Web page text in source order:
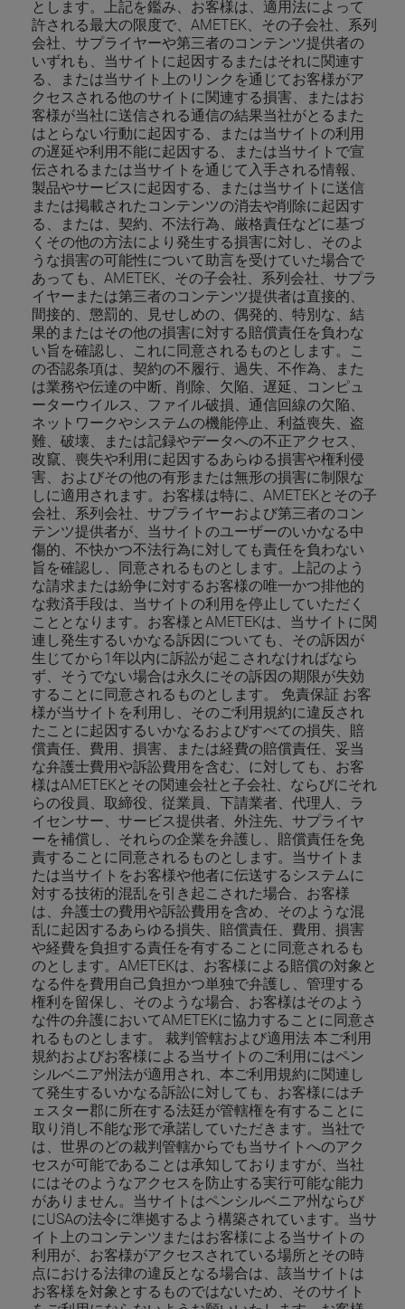
とします。上記を鑑み、お客様は、適用法によって
許される最大の限度で、AMETEK、その子会社、系列
会社、サプライヤーや第三者のコンテンツ提供者の
いずれも、当サイトに起因するまたはそれに関連す
る、または当サイト上のリンクを通じてお客様がア
クセスされる他のサイトに関連する損害、またはお
客様が当社に送信される通信の結果当社がとるまた
はとらない行動に起因する、または当サイトの利用
の遅延や利用不能に起因する、または当サイトで宣
伝されるまたは当サイトを通じて入手される情報、
製品やサービスに起因する、または当サイトに送信
または掲載されたコンテンツの消去や削除に起因す
る、または、契約、不法行為、厳格責任などに基づ
くその他の方法により発生する損害に対し、そのよ
うな損害の可能性について助言を受けていた場合で
あっても、AMETEK、その子会社、系列会社、サプラ
イヤーまたは第三者のコンテンツ提供者は直接的、
間接的、懲罰的、見せしめの、偶発的、特別な、結
果的またはその他の損害に対する賠償責任を負わな
い旨を確認し、これに同意されるものとします。こ
の否認条項は、契約の不履行、過失、不作為、また
は業務や伝達の中断、削除、欠陥、遅延、コンピュ
ーターウイルス、ファイル破損、通信回線の欠陥、
ネットワークやシステムの機能停止、利益喪失、盗
難、破壊、または記録やデータへの不正アクセス、
改竄、喪失や利用に起因するあらゆる損害や権利侵
害、およびその他の有形または無形の損害に制限な
しに適用されます。お客様は特に、AMETEKとその子
会社、系列会社、サプライヤーおよび第三者のコン
テンツ提供者が、当サイトのユーザーのいかなる中
傷的、不快かつ不法行為に対しても責任を負わない
旨を確認し、同意されるものとします。上記のよう
な請求または紛争に対するお客様の唯一かつ排他的
な救済手段は、当サイトの利用を停止していただく
こととなります。お客様とAMETEKは、当サイトに関
連し発生するいかなる訴因についても、その訴因が
生じてから1年以内に訴訟が起こされなければなら
ず、そうでない場合は永久にその訴因の期限が失効
することに同意されるものとします。 免責保証 お客
様が当サイトを利用し、そのご利用規約に違反され
たことに起因するいかなるおよびすべての損失、賠
償責任、費用、損害、または経費の賠償責任、妥当
な弁護士費用や訴訟費用を含む、に対しても、お客
様はAMETEKとその関連会社と子会社、ならびにそれ
らの役員、取締役、従業員、下請業者、代理人、ラ
イセンサー、サービス提供者、外注先、サプライヤ
ーを補償し、それらの企業を弁護し、賠償責任を免
責することに同意されるものとします。当サイトま
たは当サイトをお客様や他者に伝送するシステムに
対する技術的混乱を引き起こされた場合、お客様
は、弁護士の費用や訴訟費用を含め、そのような混
乱に起因するあらゆる損失、賠償責任、費用、損害
や経費を負担する責任を有することに同意されるも
のとします。AMETEKは、お客様による賠償の対象と
なる件を費用自己負担かつ単独で弁護し、管理する
権利を留保し、そのような場合、お客様はそのよう
な件の弁護においてAMETEKに協力することに同意さ
れるものとします。 裁判管轄および適用法 本ご利用
規約およびお客様による当サイトのご利用にはペン
シルベニア州法が適用され、本ご利用規約に関連し
て発生するいかなる訴訟に対しても、お客様にはチ
ェスター郡に所在する法廷が管轄権を有することに
取り消し不能な形で承諾していただきます。当社で
は、世界のどの裁判管轄からでも当サイトへのアク
セスが可能であることは承知しておりますが、当社
にはそのようなアクセスを防止する実行可能な能力
がありません。当サイトはペンシルベニア州ならび
にUSAの法令に準拠するよう構築されています。当サ
イト上のコンテンツまたはお客様による当サイトの
利用が、お客様がアクセスされている場所とその時
点における法律の違反となる場合は、該当サイトは
お客様を対象とするものではないため、そのサイト